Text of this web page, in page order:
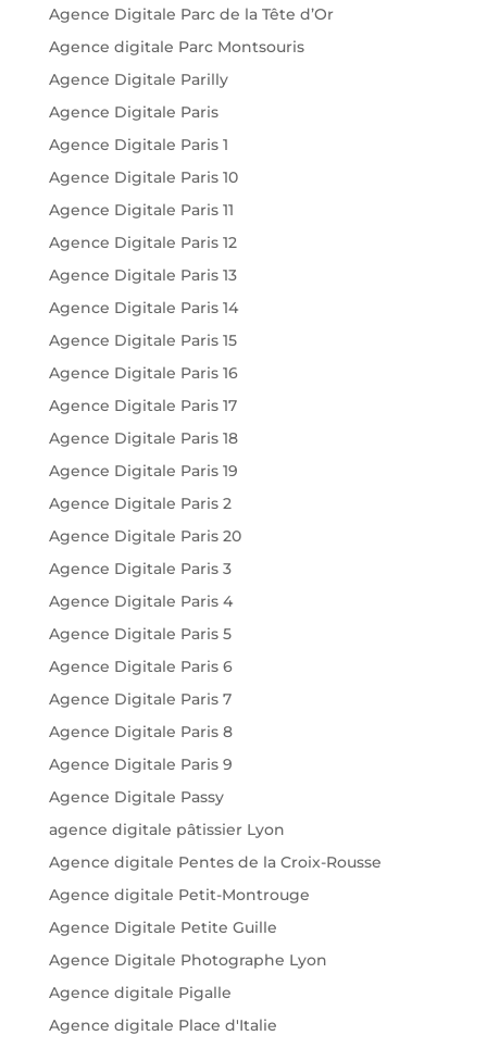
Agence Digitale Parc de la Tête d’Or
Agence digitale Parc Montsouris
Agence Digitale Parilly
Agence Digitale Paris
Agence Digitale Paris 1
Agence Digitale Paris 10
Agence Digitale Paris 11
Agence Digitale Paris 12
Agence Digitale Paris 13
Agence Digitale Paris 14
Agence Digitale Paris 15
Agence Digitale Paris 16
Agence Digitale Paris 17
Agence Digitale Paris 18
Agence Digitale Paris 19
Agence Digitale Paris 2
Agence Digitale Paris 20
Agence Digitale Paris 3
Agence Digitale Paris 4
Agence Digitale Paris 5
Agence Digitale Paris 6
Agence Digitale Paris 7
Agence Digitale Paris 8
Agence Digitale Paris 9
Agence Digitale Passy
agence digitale pâtissier Lyon
Agence digitale Pentes de la Croix-Rousse
Agence digitale Petit-Montrouge
Agence Digitale Petite Guille
Agence Digitale Photographe Lyon
Agence digitale Pigalle
Agence digitale Place d'Italie